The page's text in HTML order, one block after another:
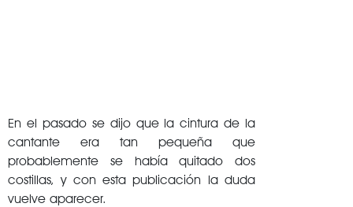
En el pasado se dijo que la cintura de la
cantante era tan pequeña que
probablemente se había quitado dos
costillas, y con esta publicación la duda
vuelve aparecer.